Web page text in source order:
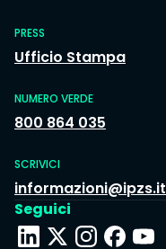
PRESS
Ufficio Stampa
NUMERO VERDE
800 864 035
SCRIVICI
informazioni@ipzs.it
Seguici